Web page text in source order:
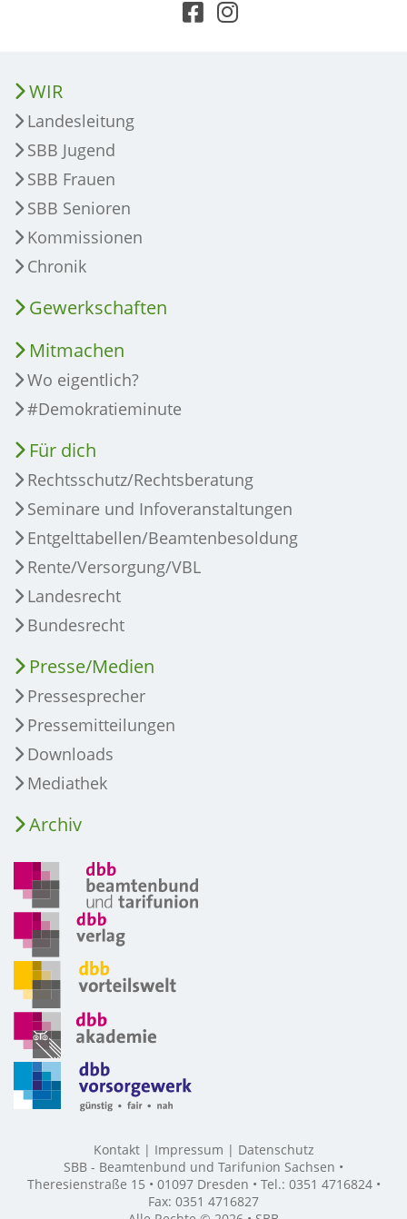
WIR
Landesleitung
SBB Jugend
SBB Frauen
SBB Senioren
Kommissionen
Chronik
Gewerkschaften
Mitmachen
Wo eigentlich?
#Demokratieminute
Für dich
Rechtsschutz/Rechtsberatung
Seminare und Infoveranstaltungen
Entgelttabellen/Beamtenbesoldung
Rente/Versorgung/VBL
Landesrecht
Bundesrecht
Presse/Medien
Pressesprecher
Pressemitteilungen
Downloads
Mediathek
Archiv
Kontakt Impressum
Datenschutz
SBB - Beamtenbund und Tarifunion Sachsen •
Theresienstraße 15 • 01097 Dresden • Tel.: 0351 4716824 •
Fax: 0351 4716827